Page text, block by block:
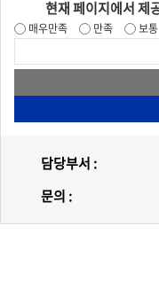
현재 페이지에서 제
매우만족 만족 보통
담당부서 :
문의 :